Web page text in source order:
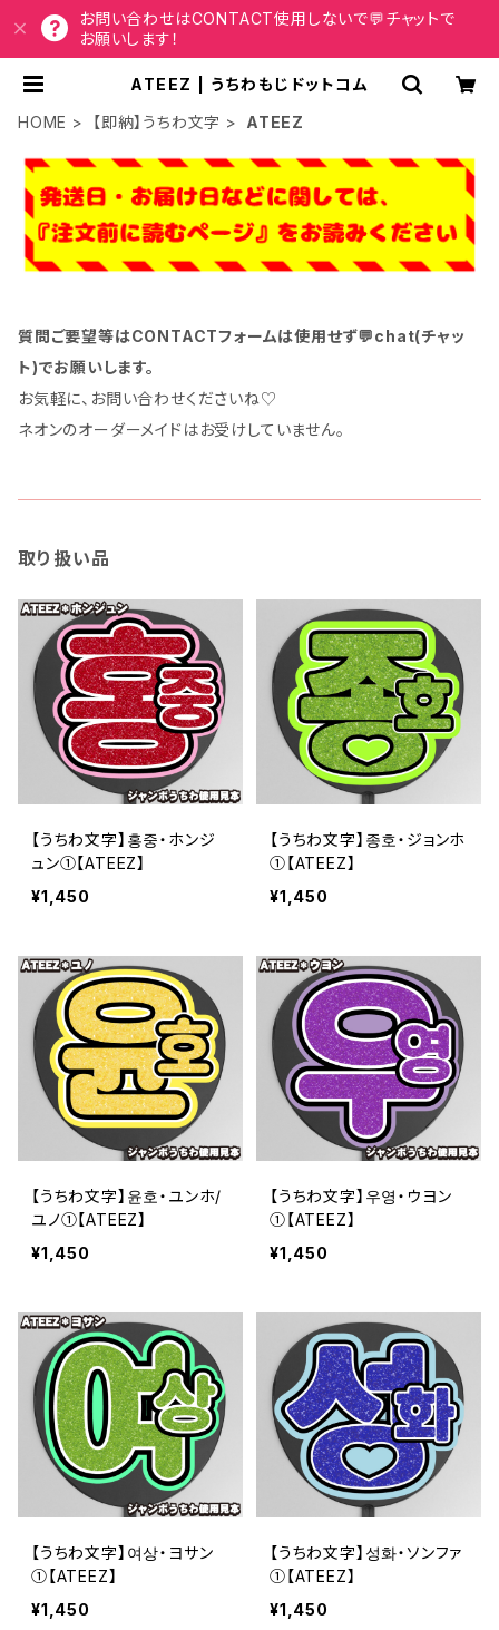
お問い合わせはCONTACT使用しないで💬チャットで
お願いします！
ATEEZ | うちわもじドットコム
HOME
【即納】うちわ文字 ATEEZ
質問ご要望等はCONTACTフォームは使用せず💬chat(チャッ
ト)でお願いします。
お気軽に、お問い合わせくださいね♡
ネオンのオーダーメイドはお受けしていません。
取り扱い品
【うちわ文字】홍중・ホンジ
ュン①【ATEEZ】
¥1,450
【うちわ文字】종호・ジョンホ
①【ATEEZ】
¥1,450
【うちわ文字】윤호・ユンホ/
ユノ①【ATEEZ】
¥1,450
【うちわ文字】우영・ウヨン
①【ATEEZ】
¥1,450
【うちわ文字】여상・ヨサン
①【ATEEZ】
¥1,450
【うちわ文字】성화・ソンファ
①【ATEEZ】
¥1,450